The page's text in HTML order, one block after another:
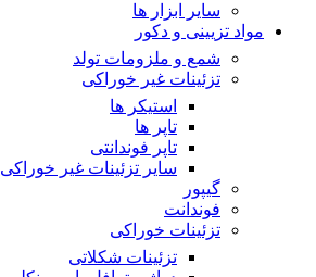
سایر ابزار ها
مواد تزیینی و دکور
شمع و ملزومات تولد
تزئینات غیر خوراکی
استیکر ها
تاپر ها
تاپر فوندانتی
سایر تزئینات غیر خوراکی
گیپور
فوندانت
تزئینات خوراکی
تزئینات شکلاتی